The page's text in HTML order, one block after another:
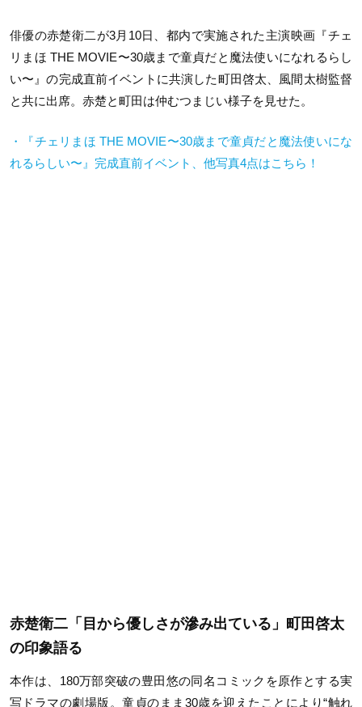
俳優の赤楚衛二が3月10日、都内で実施された主演映画『チェ
リまほ THE MOVIE〜30歳まで童貞だと魔法使いになれるらし
い〜』の完成直前イベントに共演した町田啓太、風間太樹監督
と共に出席。赤楚と町田は仲むつまじい様子を見せた。
・『チェリまほ THE MOVIE〜30歳まで童貞だと魔法使いにな
れるらしい〜』完成直前イベント、他写真4点はこちら！
赤楚衛二「目から優しさが滲み出ている」町田啓太
の印象語る
本作は、 180万部突破の豊田悠の同名コミックを原作とする実
写ドラマの劇場版。童貞のまま30歳を迎えたことにより“触れ